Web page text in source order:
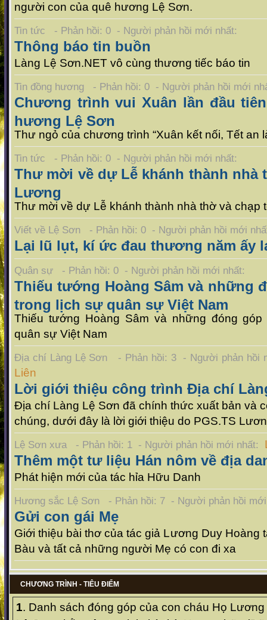
người con của quê hương Lệ Sơn.
Tin tức - Phản hồi: 0 - Người phản hồi mới nhất:
Thông báo tin buồn
Làng Lệ Sơn.NET vô cùng thương tiếc báo tin
Tin đồng hương - Phản hồi: 0 - Người phản hồi mới
Chương trình vui Xuân lần đầu
hương Lệ Sơn
Thư ngỏ của chương trình “Xuân kết nối, Tết an
Tin tức - Phản hồi: 0 - Người phản hồi mới nhất:
Thư mời về dự Lễ khánh thành nhà
Lương
Thư mời về dự Lễ khánh thành nhà thờ và chạp
Viết về Lệ Sơn - Phản hồi: 0 - Người phản hồi mới
Lại lũ lụt, kí ức đau thương năm ấy
Quân sự - Phản hồi: 0 - Người phản hồi mới nhất:
Thiếu tướng Hoàng Sâm và những
trong lịch sự quân sự Việt Nam
Thiếu tướng Hoàng Sâm và những đóng
quân sự Việt Nam
Địa chí Làng Lệ Sơn - Phản hồi: 3 - Người phản hồi
Liên
Lời giới thiệu công trình Địa chí
Địa chí Làng Lệ Sơn đã chính thức xuất bản và
chúng, dưới đây là lời giới thiệu do PGS.TS
Lệ Sơn xưa - Phản hồi: 1 - Người phản hồi mới nhất:
Thêm một tư liệu Hán nôm về địa
Phát hiện mới của tác hỉa Hữu Danh
Hương sắc Lệ Sơn - Phản hồi: 7 - Người phản hồi
Gửi con gái Mẹ
Giới thiệu bài thơ của tác giả Lương Duy Hoàng
Bàu và tất cả những người Mẹ có con đi xa
CHƯƠNG TRÌNH - TIÊU ĐIỂM
1. Danh sách đóng góp của con cháu Họ